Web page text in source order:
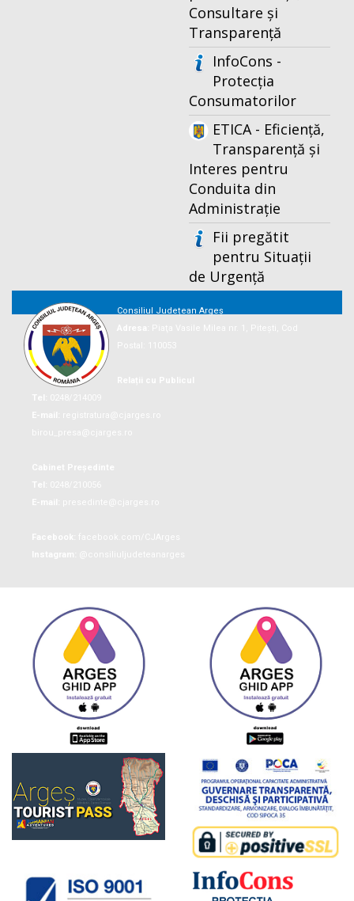
Consultare și
Transparență
InfoCons -
Protecția
Consumatorilor
ETICA - Eficiență,
Transparență și
Interes pentru
Conduita din
Administrație
Fii pregătit
pentru Situații
de Urgență
Consiliul Județean Argeș